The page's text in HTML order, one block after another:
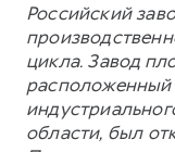
Российский
цикла. Завод
расположенный
области, был